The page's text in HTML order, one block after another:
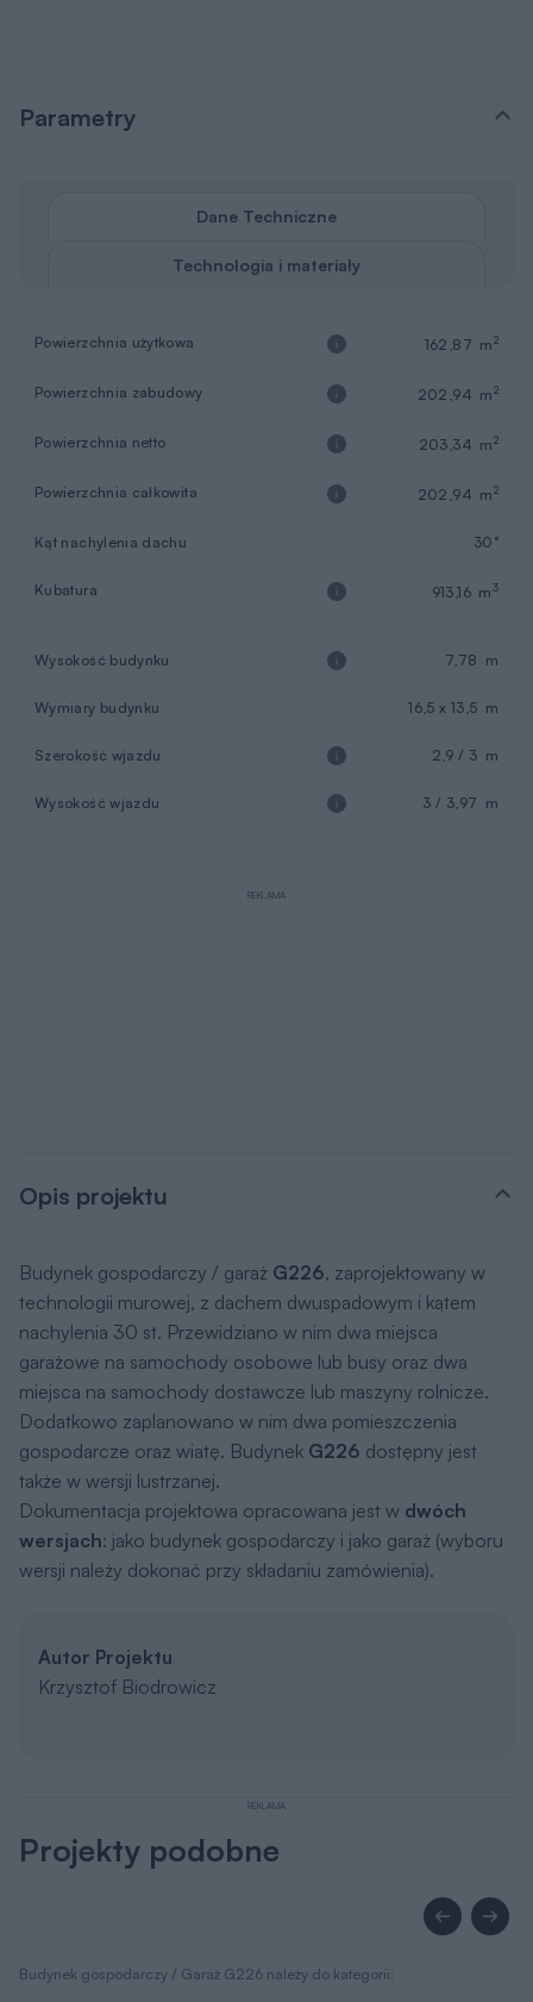
Parametry
Dane Techniczne
Technologia i materiały
Powierzchnia użytkowa 162,87 m2
Powierzchnia zabudowy 202,94 m2
Powierzchnia netto 203,34 m2
Powierzchnia całkowita 202,94 m2
Kąt nachylenia dachu 30°
Kubatura 913,16 m3
Wysokość budynku 7,78 m
Wymiary budynku 16,5 x 13,5 m
Szerokość wjazdu 2,9 / 3 m
Wysokość wjazdu 3 / 3,97 m
REKLAMA
Opis projektu
Budynek gospodarczy / garaż G226, zaprojektowany w
technologii murowej, z dachem dwuspadowym i kątem
nachylenia 30 st. Przewidziano w nim dwa miejsca
garażowe na samochody osobowe lub busy oraz dwa
miejsca na samochody dostawcze lub maszyny rolnicze.
Dodatkowo zaplanowano w nim dwa pomieszczenia
gospodarcze oraz wiatę. Budynek G226 dostępny jest
także w wersji lustrzanej.
Dokumentacja projektowa opracowana jest w dwóch
wersjach: jako budynek gospodarczy i jako garaż (wyboru
wersji należy dokonać przy składaniu zamówienia).
Autor Projektu
Krzysztof Biodrowicz
REKLAMA
Projekty podobne
Budynek gospodarczy / Garaż G226 należy do kategorii: